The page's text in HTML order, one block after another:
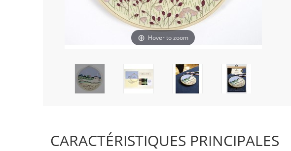
Hover to zoom
CARACTÉRISTIQUES PRINCIPALES